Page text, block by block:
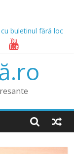
buletinul fără loc
de a obține un